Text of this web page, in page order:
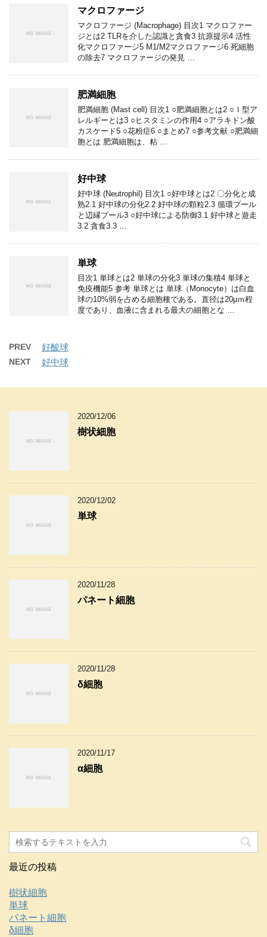
マクロファージ
マクロファージ (Macrophage) 目次1 マクロファー
ジとは2 TLRを介した認識と貪食3 抗原提示4 活性
化マクロファージ5 M1/M2マクロファージ6 死細胞
の除去7 マクロファージの発見 …
肥満細胞
肥満細胞 (Mast cell) 目次1 ○肥満細胞とは2 ○Ⅰ型ア
レルギーとは3 ○ヒスタミンの作用4 ○アラキドン酸
カスケード5 ○花粉症6 ○まとめ7 ○参考文献 ○肥満細
胞とは 肥満細胞は、粘 …
好中球
好中球 (Neutrophil) 目次1 ○好中球とは2 〇分化と成
熟2.1 好中球の分化2.2 好中球の顆粒2.3 循環プール
と辺縁プール3 ○好中球による防御3.1 好中球と遊走
3.2 貪食3.3 …
単球
目次1 単球とは2 単球の分化3 単球の集積4 単球と
免疫機能5 参考 単球とは 単球（Monocyte）は白血
球の10%弱を占める細胞種である。直径は20µｍ程
度であり、血液に含まれる最大の細胞とな …
PREV 好酸球
NEXT 好中球
2020/12/06
樹状細胞
2020/12/02
単球
2020/11/28
パネート細胞
2020/11/28
δ細胞
2020/11/17
α細胞
最近の投稿
樹状細胞
単球
パネート細胞
δ細胞